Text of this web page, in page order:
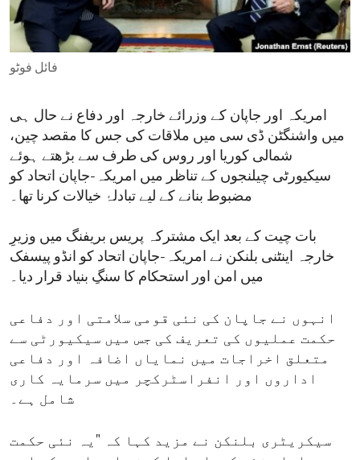
ENVIRONMENT AND HEALTH
IDEALS AND INSTITUTIONS
فائل فوٹو
امریکہ اور جاپان کے وزرائے خارجہ اور دفاع نے حال ہی
میں واشنگٹن ڈی سی میں ملاقات کی جس کا مقصد چین،
شمالی کوریا اور روس کی طرف سے بڑھتے ہوئے
سیکیورٹی چیلنجوں کے تناظر میں امریکہ-جاپان اتحاد کو
مضبوط بنانے کے لیے تبادلۂ خیالات کرنا تھا۔
بات چیت کے بعد ایک مشترکہ پریس بریفنگ میں وزیرِ
خارجہ اینٹنی بلنکن نے امریکہ-جاپان اتحاد کو انڈو پیسفک
میں امن اور استحکام کا سنگِ بنیاد قرار دیا۔
انہوں نے جاپان کی نئی قومی سلامتی اور دفاعی
حکمت عملیوں کی تعریف کی جس میں سیکیورٹی سے
متعلق اخراجات میں نمایاں اضافہ اور دفاعی
اداروں اور انفراسٹرکچر میں سرمایہ کاری
شامل ہے۔
سیکریٹری بلنکن نے مزید کہا کہ "یہ نئی حکمت